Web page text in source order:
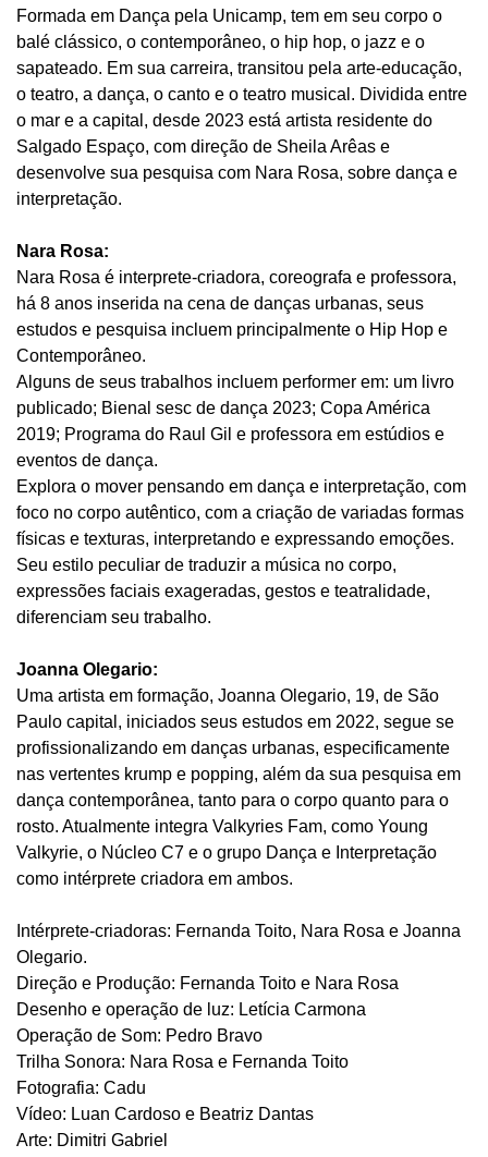
Formada em Dança pela Unicamp, tem em seu corpo o
balé clássico, o contemporâneo, o hip hop, o jazz e o
sapateado. Em sua carreira, transitou pela arte-educação,
o teatro, a dança, o canto e o teatro musical. Dividida entre
o mar e a capital, desde 2023 está artista residente do
Salgado Espaço, com direção de Sheila Arêas e
desenvolve sua pesquisa com Nara Rosa, sobre dança e
interpretação.
Nara Rosa:
Nara Rosa é interprete-criadora, coreografa e professora,
há 8 anos inserida na cena de danças urbanas, seus
estudos e pesquisa incluem principalmente o Hip Hop e
Contemporâneo.
Alguns de seus trabalhos incluem performer em: um livro
publicado; Bienal sesc de dança 2023; Copa América
2019; Programa do Raul Gil e professora em estúdios e
eventos de dança.
Explora o mover pensando em dança e interpretação, com
foco no corpo autêntico, com a criação de variadas formas
físicas e texturas, interpretando e expressando emoções.
Seu estilo peculiar de traduzir a música no corpo,
expressões faciais exageradas, gestos e teatralidade,
diferenciam seu trabalho.
Joanna Olegario:
Uma artista em formação, Joanna Olegario, 19, de São
Paulo capital, iniciados seus estudos em 2022, segue se
profissionalizando em danças urbanas, especificamente
nas vertentes krump e popping, além da sua pesquisa em
dança contemporânea, tanto para o corpo quanto para o
rosto. Atualmente integra Valkyries Fam, como Young
Valkyrie, o Núcleo C7 e o grupo Dança e Interpretação
como intérprete criadora em ambos.
Intérprete-criadoras: Fernanda Toito, Nara Rosa e Joanna
Olegario.
Direção e Produção: Fernanda Toito e Nara Rosa
Desenho e operação de luz: Letícia Carmona
Operação de Som: Pedro Bravo
Trilha Sonora: Nara Rosa e Fernanda Toito
Fotografia: Cadu
Vídeo: Luan Cardoso e Beatriz Dantas
Arte: Dimitri Gabriel